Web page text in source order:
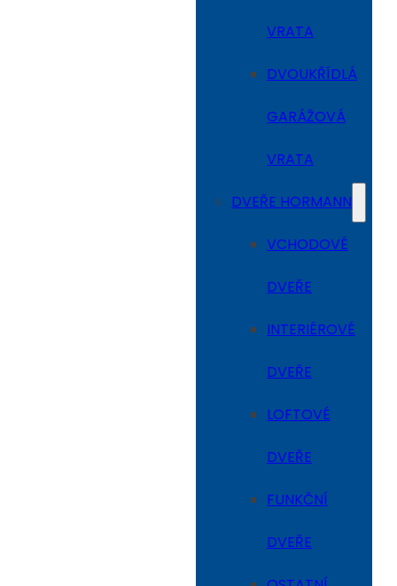
VRATA
DVOUKŘÍDLÁ
GARÁŽOVÁ
VRATA
DVEŘE HORMANN
VCHODOVÉ
DVEŘE
INTERIÉROVÉ
DVEŘE
LOFTOVÉ
DVEŘE
FUNKČNÍ
DVEŘE